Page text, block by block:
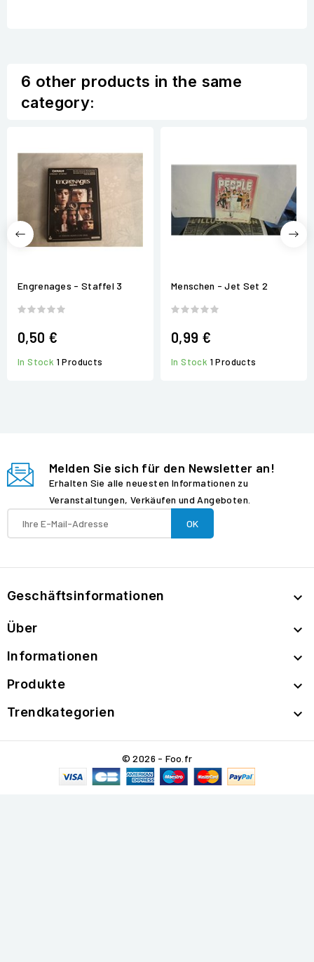
6 other products in the same
category:
Engrenages - Staffel 3
0,50 €
In Stock 1 Products
Menschen - Jet Set 2
0,99 €
In Stock 1 Products
Melden Sie sich für den Newsletter an!
Erhalten Sie alle neuesten Informationen zu
Veranstaltungen, Verkäufen und Angeboten.
Geschäftsinformationen 
Über 
Informationen 
Produkte 
Trendkategorien 
© 2026 - Foo.fr